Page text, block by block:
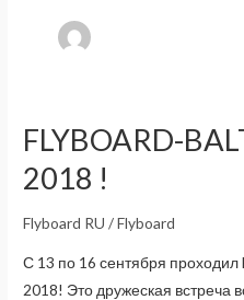
FLYBOARD-
2018 !
Flyboard RU /Flyboard
С 13 по 16 сентября проходил
2018! Это дружеская встреча